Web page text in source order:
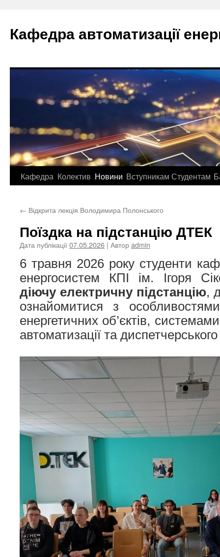
вмісту
Кафедра автоматизації
Кафедра Колектив Новини Вступникам Студентам
← Відкрита лекція Володимира Полонського
Поїздка на підстанцію ДТЕК
Дата публікації07.05.2026 | Авторadmin
6 травня 2026 року студенти
енергосистем КПІ ім. Ігоря
діючу електричну підстанцію,
ознайомитися з
енергетичних об’єктів,
автоматизації та